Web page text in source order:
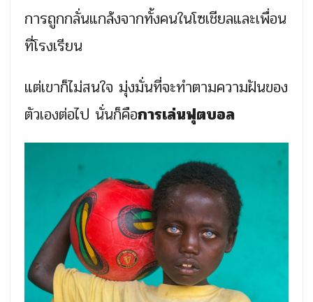
การถูกกลั่นแกล้งจากทั้งคนในโซเชียลและเพื่อน
ที่โรงเรียน
แต่เขาก็ไม่สนใจ มุ่งมั่นที่จะทำตามความฝันของ
ตัวเองต่อไป นั่นก็คือการเล่นฟุตบอล